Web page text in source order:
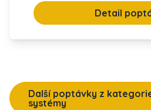
Detail
Další poptávky z
systémy